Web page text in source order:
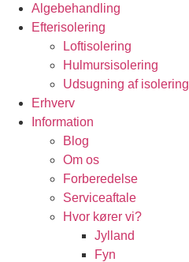
Algebehandling
Efterisolering
Loftisolering
Hulmursisolering
Udsugning af isolering
Erhverv
Information
Blog
Om os
Forberedelse
Serviceaftale
Hvor kører vi?
Jylland
Fyn